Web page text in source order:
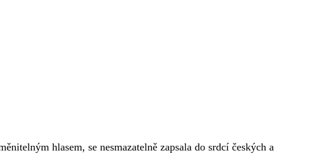
hlasem, se nesmazatelně zapsala do srdcí českých a